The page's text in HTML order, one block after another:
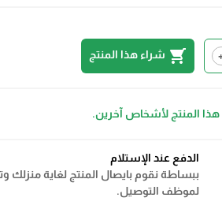
shopping_cart شراء هذا المنتج
هذا المنتج لأشخاص آخرين.
الدفع عند الإستلام
ببساطة نقوم بايصال المنتج لغاية منزلك
لموظف التوصيل.